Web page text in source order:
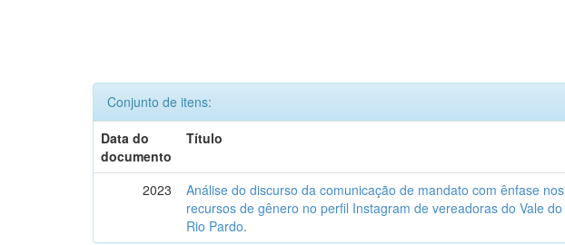
Conjunto de itens:
Data do
documento
Título
2023
Análise do discurso da comunicação de mandato com ênfase nos
recursos de gênero no perfil Instagram de vereadoras do Vale do
Rio Pardo.